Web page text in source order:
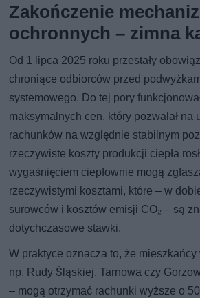
Zakończenie
ochronnych – zimna
Od 1 lipca 2025 roku przestały
chroniące odbiorców przed
systemowego. Do tej pory
maksymalnych cen, który pozwalał na
rachunków na względnie stabilnym
rzeczywiste koszty produkcji ciepła
wygaśnięciem ciepłownie mogą
rzeczywistymi kosztami, które – w
surowców i kosztów emisji CO₂ – są
dotychczasowe stawki.
W praktyce oznacza to, że
np. Rudy Śląskiej, Tarnowa czy
– mogą otrzymać rachunki wyższe o